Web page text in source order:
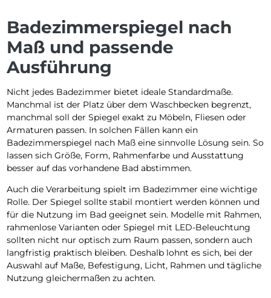
Badezimmerspiegel nach
Maß und passende
Ausführung
Nicht jedes Badezimmer bietet ideale Standardmaße.
Manchmal ist der Platz über dem Waschbecken begrenzt,
manchmal soll der Spiegel exakt zu Möbeln, Fliesen oder
Armaturen passen. In solchen Fällen kann ein
Badezimmerspiegel nach Maß eine sinnvolle Lösung sein. So
lassen sich Größe, Form, Rahmenfarbe und Ausstattung
besser auf das vorhandene Bad abstimmen.
Auch die Verarbeitung spielt im Badezimmer eine wichtige
Rolle. Der Spiegel sollte stabil montiert werden können und
für die Nutzung im Bad geeignet sein. Modelle mit Rahmen,
rahmenlose Varianten oder Spiegel mit LED-Beleuchtung
sollten nicht nur optisch zum Raum passen, sondern auch
langfristig praktisch bleiben. Deshalb lohnt es sich, bei der
Auswahl auf Maße, Befestigung, Licht, Rahmen und tägliche
Nutzung gleichermaßen zu achten.